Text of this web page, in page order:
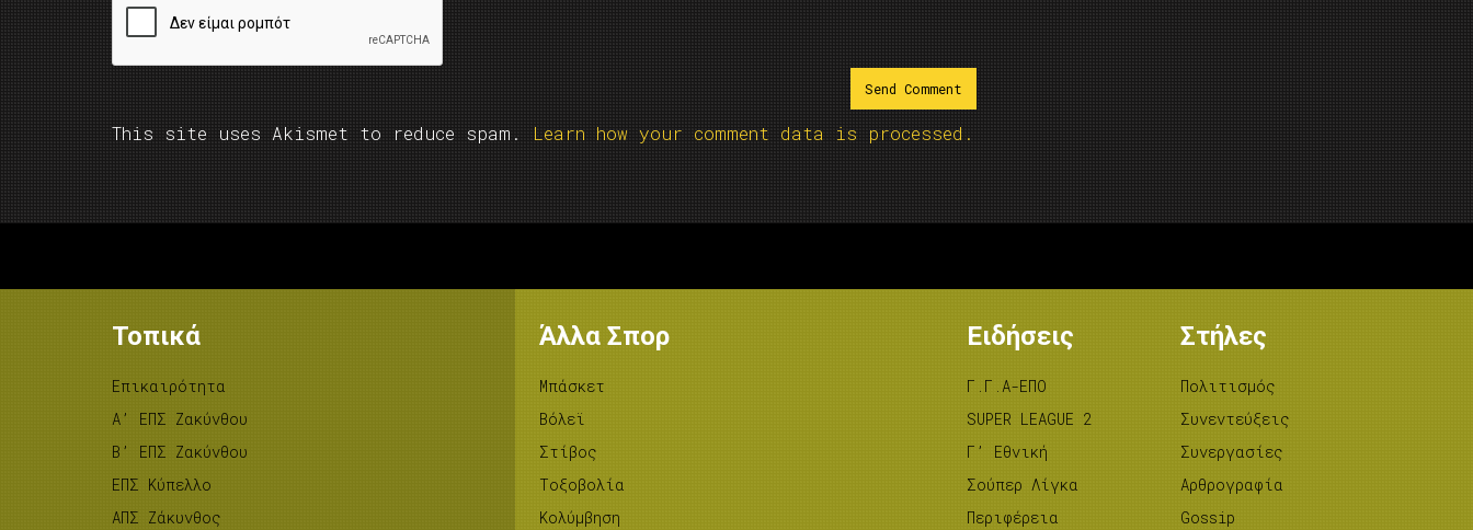
This site uses Akismet to reduce spam. Learn how your comment data is processed.
Τοπικά
Επικαιρότητα
A’ ΕΠΣ Ζακύνθου
B’ ΕΠΣ Ζακύνθου
ΕΠΣ Κύπελλο
ΑΠΣ Ζάκυνθος
Άλλα Σπορ
Μπάσκετ
Βόλεϊ
Στίβος
Tοξοβολία
Κολύμβηση
Ειδήσεις
Γ.Γ.Α-ΕΠΟ
SUPER LEAGUE 2
Γ’ Εθνική
Σούπερ Λίγκα
Περιφέρεια
Στήλες
Πολιτισμός
Συνεντεύξεις
Συνεργασίες
Αρθρογραφία
Gossip